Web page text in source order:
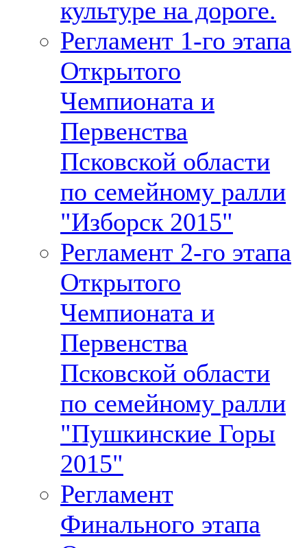
культуре на дороге.
Регламент 1-го этапа
Открытого
Чемпионата и
Первенства
Псковской области
по семейному ралли
"Изборск 2015"
Регламент 2-го этапа
Открытого
Чемпионата и
Первенства
Псковской области
по семейному ралли
"Пушкинские Горы
2015"
Регламент
Финального этапа